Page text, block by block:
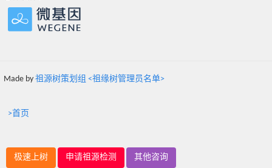
Made by 祖源树策划组 <祖缘树管理员名单>
>首页
极速上树 申请祖源检测 其他咨询